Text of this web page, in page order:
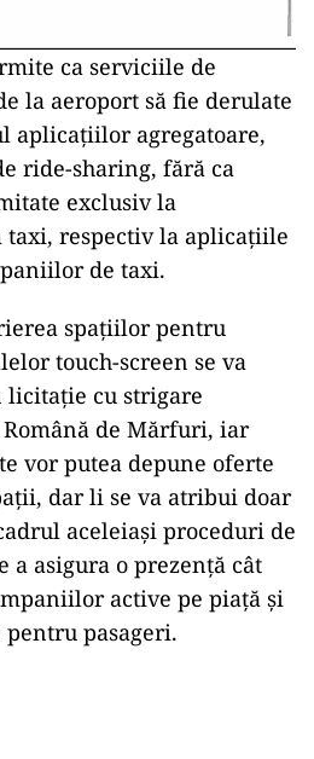
ca serviciile de
la aeroport să fie derulate
aplicațiilor agregatoare,
ride-sharing, fără ca
exclusiv la
respectiv la aplicațiile
de taxi.
spațiilor pentru
touch-screen se va
cu strigare
de Mărfuri, iar
vor putea depune oferte
dar li se va atribui doar
aceleiași proceduri de
a asigura o prezență cât
active pe piață și
pasageri.